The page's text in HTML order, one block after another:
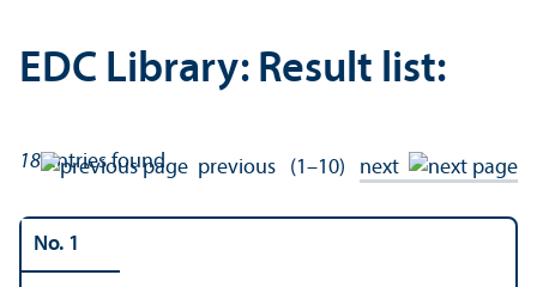
EDC Library: Result list:
18entries found previous (1–10) next
No. 1